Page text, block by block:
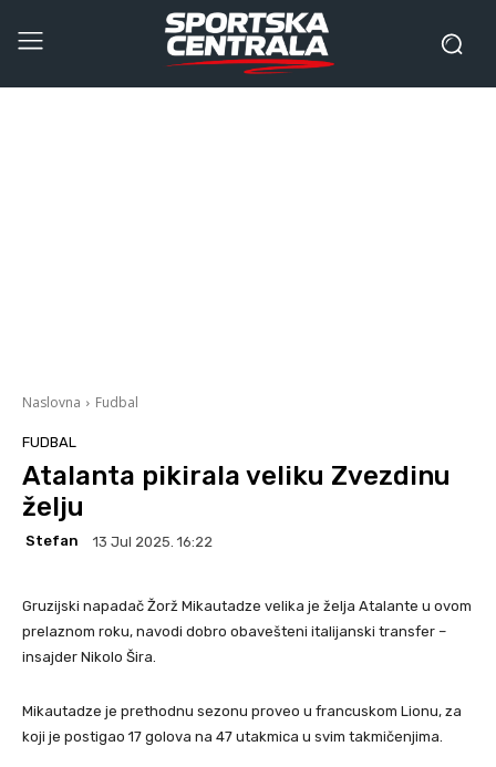
Naslovna Fudbal
FUDBAL
Atalanta pikirala veliku Zvezdinu
želju
Stefan 13 Jul 2025. 16:22
Gruzijski napadač Žorž Mikautadze velika je želja Atalante u ovom
prelaznom roku, navodi dobro obavešteni italijanski transfer –
insajder Nikolo Šira.
Mikautadze je prethodnu sezonu proveo u francuskom Lionu, za
koji je postigao 17 golova na 47 utakmica u svim takmičenjima.